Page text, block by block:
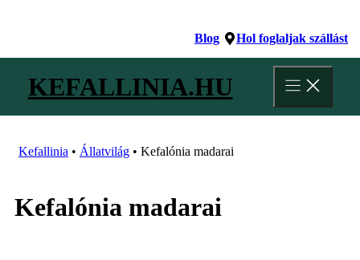
Blog Hol foglaljak szállást
KEFALLINIA.HU
Kefallinia • Állatvilág • Kefalónia madarai
Kefalónia madarai